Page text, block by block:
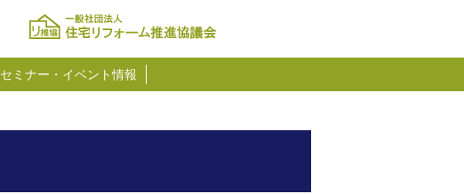
セミナー・イベント情報